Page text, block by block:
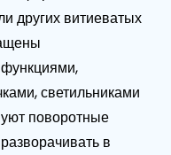
других витиеватых
светильниками
поворотные
в